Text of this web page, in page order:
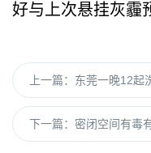
好与上次悬挂灰霾
上一篇： 东莞一晚12起
下一篇： 密闭空间有毒